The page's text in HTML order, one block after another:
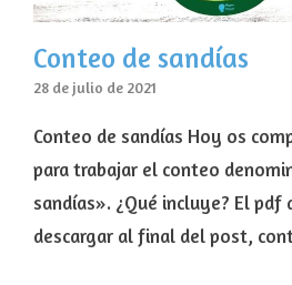
Conteo de sandías
28 de julio de 2021
Conteo de sandías Hoy os
para trabajar el conteo
sandías». ¿Qué incluye? El pdf
descargar al final del post,